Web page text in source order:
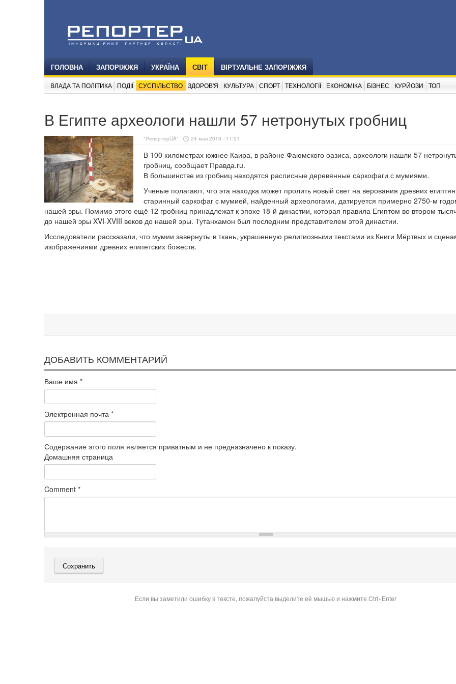
ГОЛОВНА ЗАПОРІЖЖЯ УКРАЇНА СВІТ ВІРТУАЛЬНЕ ЗАПОРІЖЖЯ
ВЛАДА ТА ПОЛІТИКА ПОДІЇ СУСПІЛЬСТВО ЗДОРОВ'Я КУЛЬТУРА СПОРТ ТЕХНОЛОГІЇ ЕКОНОМІКА БІЗНЕС КУРЙОЗИ ТОП
В Египте археологи нашли 57 нетронутых гробниц
"РепортерUA" 24 мая 2010 - 11:01
В 100 километрах южнее Каира, в районе Фаюмского оазиса, археологи нашли 57
гробниц, сообщает Правда.ru.
В большинстве из гробниц находятся расписные деревянные саркофаги с мумиями.
Ученые полагают, что эта находка может пролить новый свет на верования древних
старинный саркофаг с мумией, найденный археологами, датируется примерно 2750-м
нашей эры. Помимо этого ещё 12 гробниц принадлежат к эпохе 18-й династии, которая правила Египтом во втором
до нашей эры XVI-XVIII веков до нашей эры. Тутанхамон был последним представителем этой династии.
Исследователи рассказали, что мумии завернуты в ткань, украшенную религиозными текстами из Книги Мёртвых и
изображениями древних египетских божеств.
ДОБАВИТЬ КОММЕНТАРИЙ
Ваше имя *
Электронная почта *
Содержание этого поля является приватным и не предназначено к показу.
Домашняя страница
Comment *
Если вы заметили ошибку в тексте, пожалуйста выделите её мышью и нажмите Ctrl+Enter